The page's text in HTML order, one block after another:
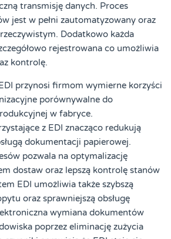
transmisję danych. Proces
jest w pełni zautomatyzowany oraz
Dodatkowo każda
rejestrowana co umożliwia
kontrolę.
przynosi firmom wymierne korzyści
porównywalne do
w fabryce.
z EDI znacząco redukują
dokumentacji papierowej.
pozwala na optymalizację
dostaw oraz lepszą kontrolę stanów
EDI umożliwia także szybszą
oraz sprawniejszą obsługę
wymiana dokumentów
poprzez eliminację zużycia